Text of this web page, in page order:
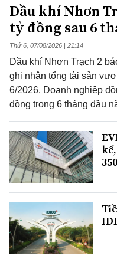
Dầu khí Nhơn
tỷ đồng sau 6
Thứ 6, 07/08/2026 | 21:14
Dầu khí Nhơn Trạch 2
ghi nhận tổng tài sản
6/2026. Doanh nghiệp
đồng trong 6 tháng đầu